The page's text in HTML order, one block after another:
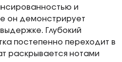
и
он демонстрирует
Глубокий
постепенно переходит в
раскрывается нотами